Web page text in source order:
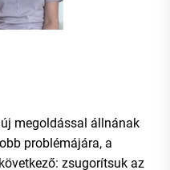
megoldással állnának
problémájára, a
zsugorítsuk az